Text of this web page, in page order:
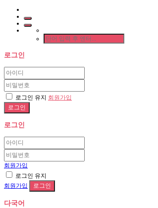
로그인
로그인 유지 회원가입
로그인
회원가입
로그인 유지
회원가입
다국어